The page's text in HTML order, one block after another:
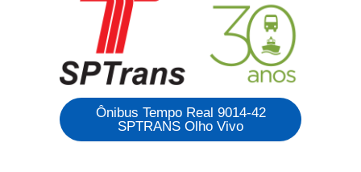
Ônibus Tempo Real 9014-42
SPTRANS Olho Vivo